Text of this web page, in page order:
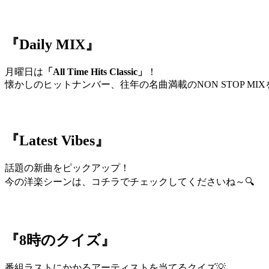
『Daily MIX』
月曜日は 「All Time Hits Classic」
！
懐かしのヒットナンバー、往年の名曲満載のNON STOP MIX
『Latest Vibes』
話題の新曲をピックアップ！
今の洋楽シーンは、コチラでチェックしてくださいね～🔍
『8時のクイズ』